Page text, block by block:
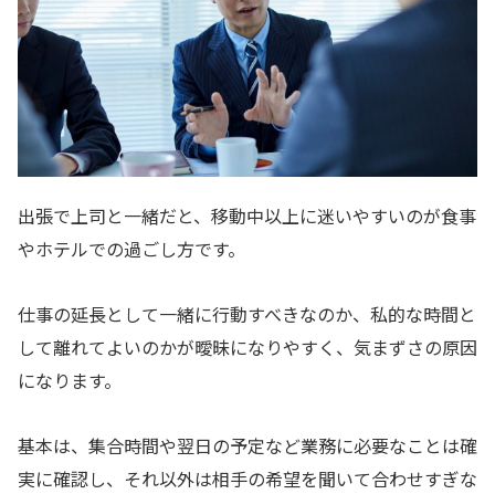
出張で上司と一緒だと、移動中以上に迷いやすいのが食事
やホテルでの過ごし方です。
仕事の延長として一緒に行動すべきなのか、私的な時間と
して離れてよいのかが曖昧になりやすく、気まずさの原因
になります。
基本は、集合時間や翌日の予定など業務に必要なことは確
実に確認し、それ以外は相手の希望を聞いて合わせすぎな